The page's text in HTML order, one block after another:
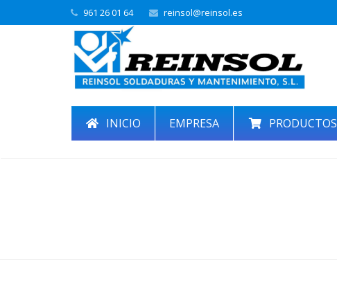
961 26 01 64 reinsol@reinsol.es
INICIO EMPRESA PRODUCTOS